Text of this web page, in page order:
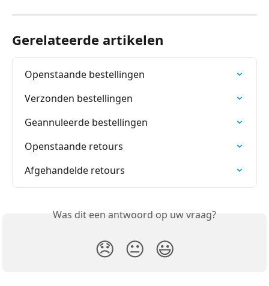
Gerelateerde artikelen
Openstaande bestellingen
Verzonden bestellingen
Geannuleerde bestellingen
Openstaande retours
Afgehandelde retours
Was dit een antwoord op uw vraag?
😞 😐 😃